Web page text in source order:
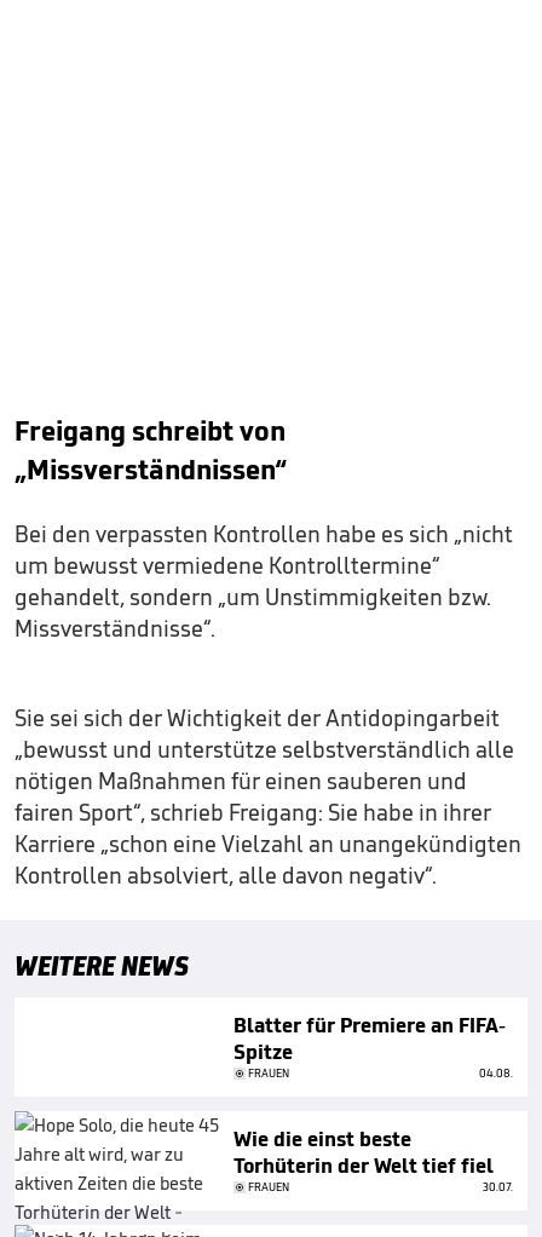
Freigang schreibt von
„Missverständnissen“
Bei den verpassten Kontrollen habe es sich „nicht
um bewusst vermiedene Kontrolltermine“
gehandelt, sondern „um Unstimmigkeiten bzw.
Missverständnisse“.
Sie sei sich der Wichtigkeit der Antidopingarbeit
„bewusst und unterstütze selbstverständlich alle
nötigen Maßnahmen für einen sauberen und
fairen Sport“, schrieb Freigang: Sie habe in ihrer
Karriere „schon eine Vielzahl an unangekündigten
Kontrollen absolviert, alle davon negativ“.
WEITERE NEWS
Blatter für Premiere an FIFA-
Spitze
FRAUEN 04.08.
Wie die einst beste
Torhüterin der Welt tief fiel
FRAUEN 30.07.